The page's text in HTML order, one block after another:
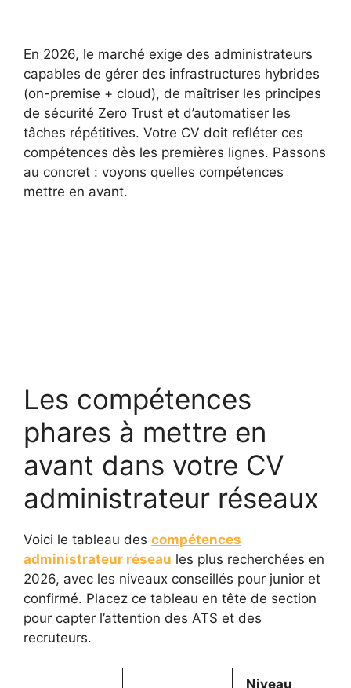
En 2026, le marché exige des administrateurs
capables de gérer des infrastructures hybrides
(on-premise + cloud), de maîtriser les principes
de sécurité Zero Trust et d’automatiser les
tâches répétitives. Votre CV doit refléter ces
compétences dès les premières lignes. Passons
au concret : voyons quelles compétences
mettre en avant.
Les compétences
phares à mettre en
avant dans votre CV
administrateur réseaux
Voici le tableau des compétences
administrateur réseau les plus recherchées en
2026, avec les niveaux conseillés pour junior et
confirmé. Placez ce tableau en tête de section
pour capter l’attention des ATS et des
recruteurs.
Niveau